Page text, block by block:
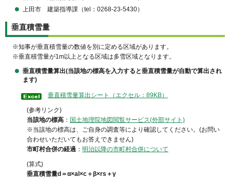
上田市
建築指導課（tel：0268-23-5430）
垂直積雪量
※知事が垂直積雪量の数値を別に定める区域があります。
※垂直積雪量が1m以上となる区域は多雪区域となります。
垂直積雪量算出(当該地の標高を入力すると垂直積雪量が自動で算出され
ます)
垂直積雪量算出シート（エクセル：89KB）
(参考リンク)
当該地の標高 ： 国土地理院地図閲覧サービス(外部サイト)
※当該地の標高は、ご自身の調査等により確認してください。(お問い
合わせいただいてもお答えできません)
市町村合併の経過 ： 明治以降の市町村合併について
(算式)
垂直積雪量d＝α×al×c＋β×rs＋γ